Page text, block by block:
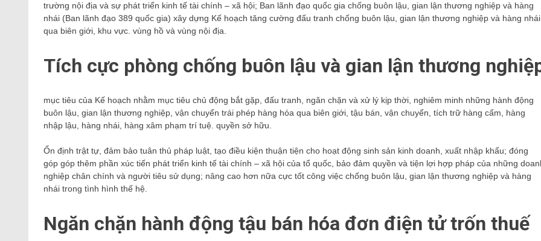
trường nội địa và sự phát triển kinh tế tài chính – xã hội; Ban lãnh đạo quốc gia chống buôn lậu, gian lận thương nghiệp và hàng
nhái (Ban lãnh đạo 389 quốc gia) xây dựng Kế hoạch tăng cường đấu tranh chống buôn lậu, gian lận thương nghiệp và hàng nhái
qua biên giới, khu vực. vùng hồ và vùng nội địa.
Tích cực phòng chống buôn lậu và gian lận thương
mục tiêu của Kế hoạch nhằm mục tiêu chủ động bắt gặp, đấu tranh, ngăn chặn và xử lý kịp thời, nghiêm minh những hành động
buôn lậu, gian lận thương nghiệp, vận chuyển trái phép hàng hóa qua biên giới, tậu bán, vận chuyển, tích trữ hàng cấm, hàng
nhập lậu, hàng nhái, hàng xâm phạm trí tuệ. quyền sở hữu.
Ổn định trật tự, đảm bảo tuân thủ pháp luật, tạo điều kiện thuận tiện cho hoạt động sinh sản kinh doanh, xuất nhập khẩu; đóng
góp góp thêm phần xúc tiến phát triển kinh tế tài chính – xã hội của tổ quốc, bảo đảm quyền và tiện lợi hợp pháp của những
nghiệp chân chính và người tiêu sử dụng; nâng cao hơn nữa cực tốt công việc chống buôn lậu, gian lận thương nghiệp và hàng
nhái trong tình hình thế hệ.
Ngăn chặn hành động tậu bán hóa đơn điện tử trốn thuế